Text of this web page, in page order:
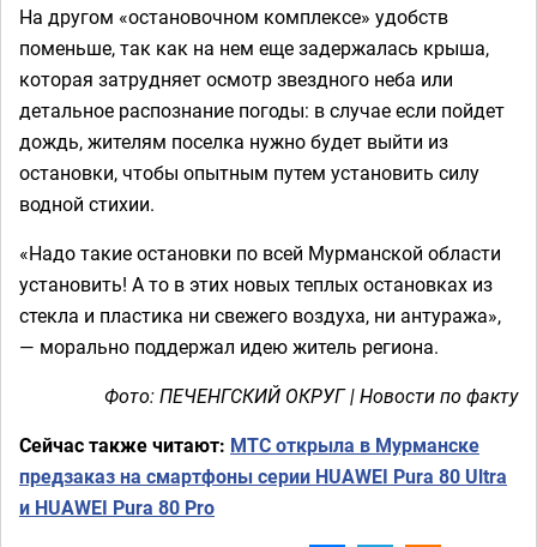
На другом «остановочном комплексе» удобств
поменьше, так как на нем еще задержалась крыша,
которая затрудняет осмотр звездного неба или
детальное распознание погоды: в случае если пойдет
дождь, жителям поселка нужно будет выйти из
остановки, чтобы опытным путем установить силу
водной стихии.
«Надо такие остановки по всей Мурманской области
установить! А то в этих новых теплых остановках из
стекла и пластика ни свежего воздуха, ни антуража»,
— морально поддержал идею житель региона.
Фото: ПЕЧЕНГСКИЙ ОКРУГ | Новости по факту
Сейчас также читают: МТС открыла в Мурманске
предзаказ на смартфоны серии HUAWEI Pura 80 Ultra
и HUAWEI Pura 80 Pro